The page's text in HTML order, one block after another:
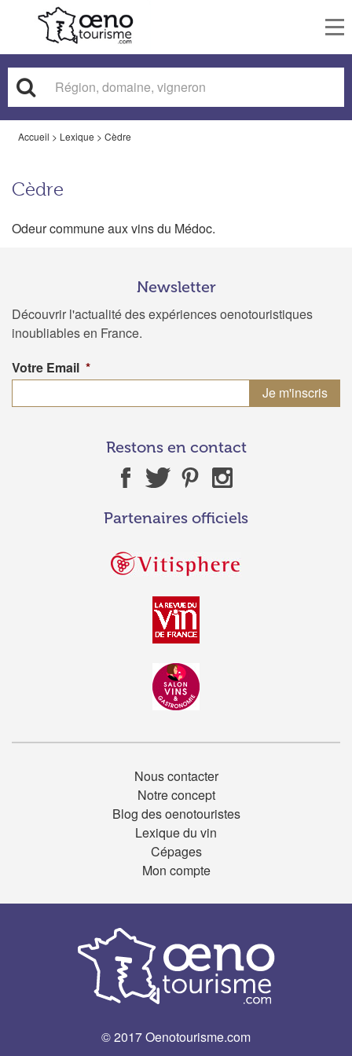
Accueil > Lexique > Cèdre
Cèdre
Odeur commune aux vins du Médoc.
Newsletter
Découvrir l'actualité des expériences oenotouristiques
inoubliables en France.
Votre Email *
Restons en contact
Partenaires officiels
Nous contacter
Notre concept
Blog des oenotouristes
Lexique du vin
Cépages
Mon compte
© 2017 Oenotourisme.com